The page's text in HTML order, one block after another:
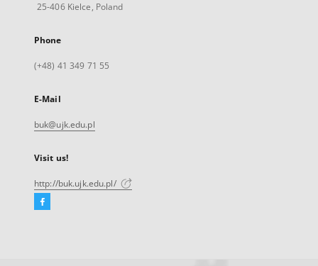
25-406 Kielce, Poland
Phone
(+48) 41 349 71 55
E-Mail
buk@ujk.edu.pl
Visit us!
http://buk.ujk.edu.pl/
Facebook